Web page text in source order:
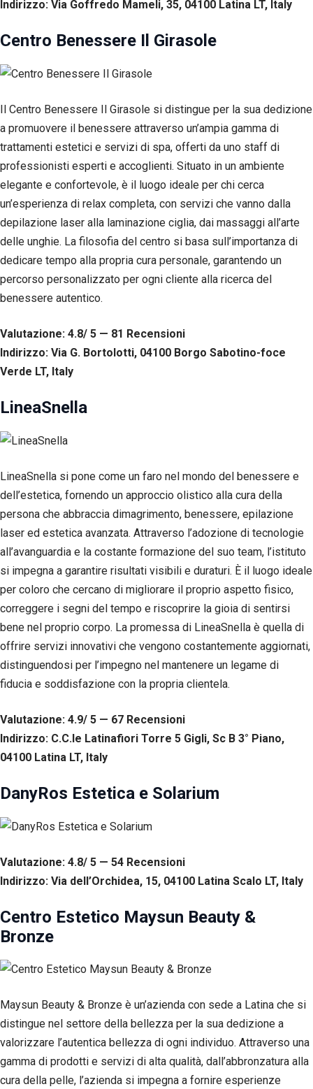
Indirizzo: Via Goffredo Mameli, 35, 04100 Latina LT, Italy
Centro Benessere Il Girasole
Il Centro Benessere Il Girasole si distingue per la sua dedizione
a promuovere il benessere attraverso un’ampia gamma di
trattamenti estetici e servizi di spa, offerti da uno staff di
professionisti esperti e accoglienti. Situato in un ambiente
elegante e confortevole, è il luogo ideale per chi cerca
un’esperienza di relax completa, con servizi che vanno dalla
depilazione laser alla laminazione ciglia, dai massaggi all’arte
delle unghie. La filosofia del centro si basa sull’importanza di
dedicare tempo alla propria cura personale, garantendo un
percorso personalizzato per ogni cliente alla ricerca del
benessere autentico.
Valutazione: 4.8/ 5 — 81 Recensioni
Indirizzo: Via G. Bortolotti, 04100 Borgo Sabotino-foce
Verde LT, Italy
LineaSnella
LineaSnella si pone come un faro nel mondo del benessere e
dell’estetica, fornendo un approccio olistico alla cura della
persona che abbraccia dimagrimento, benessere, epilazione
laser ed estetica avanzata. Attraverso l’adozione di tecnologie
all’avanguardia e la costante formazione del suo team, l’istituto
si impegna a garantire risultati visibili e duraturi. È il luogo ideale
per coloro che cercano di migliorare il proprio aspetto fisico,
correggere i segni del tempo e riscoprire la gioia di sentirsi
bene nel proprio corpo. La promessa di LineaSnella è quella di
offrire servizi innovativi che vengono costantemente aggiornati,
distinguendosi per l’impegno nel mantenere un legame di
fiducia e soddisfazione con la propria clientela.
Valutazione: 4.9/ 5 — 67 Recensioni
Indirizzo: C.C.le Latinafiori Torre 5 Gigli, Sc B 3° Piano,
04100 Latina LT, Italy
DanyRos Estetica e Solarium
Valutazione: 4.8/ 5 — 54 Recensioni
Indirizzo: Via dell’Orchidea, 15, 04100 Latina Scalo LT, Italy
Centro Estetico Maysun Beauty &
Bronze
Maysun Beauty & Bronze è un’azienda con sede a Latina che si
distingue nel settore della bellezza per la sua dedizione a
valorizzare l’autentica bellezza di ogni individuo. Attraverso una
gamma di prodotti e servizi di alta qualità, dall’abbronzatura alla
cura della pelle, l’azienda si impegna a fornire esperienze
Esperienza
permettere
di
sul nostro
la tua visita.
Se rifiuti
cookie,
alcune
funzioni del
sito non
saranno
disponibili.
Marketing
Condividendo i
comportamento
mentre visiti il
nostro sito,
aumenti le
vedere contenuti